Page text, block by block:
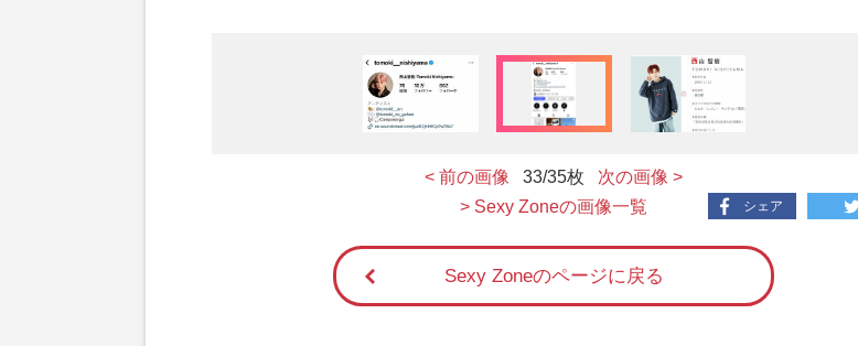
< 前の画像 33/35枚
次の画像 >
> Sexy Zoneの画像一覧
シェア
Sexy Zoneのページに戻る